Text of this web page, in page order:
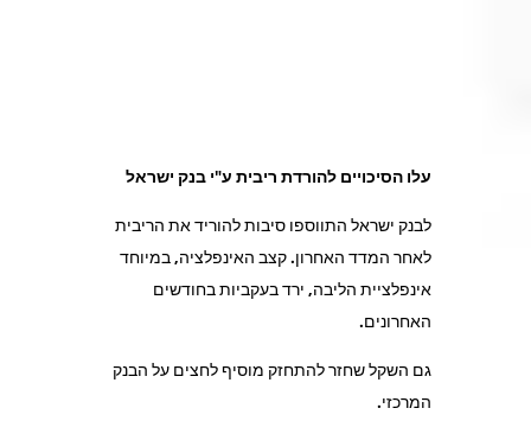
עלו הסיכויים להורדת ריבית ע"י בנק ישראל
לבנק ישראל התווספו סיבות להוריד את הריבית
לאחר המדד האחרון. קצב האינפלציה, במיוחד
אינפלציית הליבה, ירד בעקביות בחודשים
האחרונים.
גם השקל שחזר להתחזק מוסיף לחצים על הבנק
המרכזי.